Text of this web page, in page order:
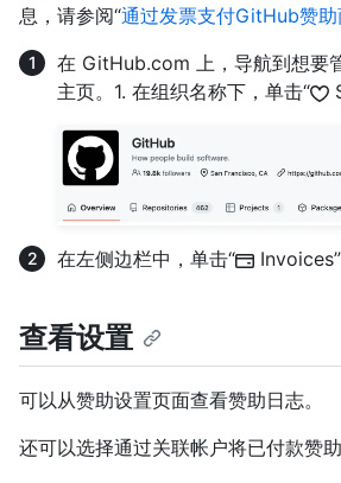
息，请参阅“通过发票支付GitHub赞
在 GitHub.com 上，导航到想要
主页。1. 在组织名称下，单击“
在左侧边栏中，单击“
查看设置
可以从赞助设置页面查看赞助日志。
还可以选择通过关联帐户将已付款赞